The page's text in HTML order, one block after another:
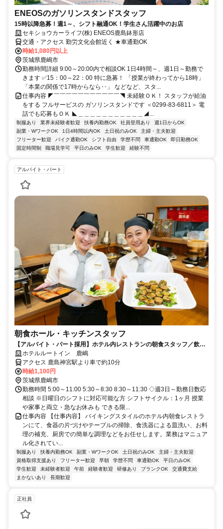
ENEOSのガソリンスタンドスタッフ
15時以降急募！週1～、シフト融通OK！学生さん活躍中のお店
セキショウカーライフ(株) ENEOS鹿島鉢形店
交通・アクセス 勤労文化会館近く ★車通勤OK
時給1,080円以上
茨城県鹿嶋市
勤務時間詳細 9:00～20:00内で相談OK 1日4時間～、週1日～勤務で
きます ✅15：00～22：00 特に急募！ 「授業が終わってから18時」
「本業の関係で17時からなら‥」 などなど、スタ...
仕事内容 ◤￣￣￣￣￣￣￣￣￣￣￣◥ 未経験ＯＫ！ スタッフが給油
をする フルサービスの ガソリンスタンドです ＜0299-83-6811＞ 電
話でも応募もＯＫ ◣＿＿＿＿＿＿＿＿＿＿＿◢...
制服あり 業界未経験者歓迎 扶養内勤務OK 社員登用あり
週1日からOK
副業・WワークOK
1日4時間以内OK 土日祝のみOK
主婦・主夫歓迎
フリーター歓迎
バイク通勤OK シフト自由 学歴不問 車通勤OK
即日勤務OK
固定時間制
職場見学可 平日のみOK 学生歓迎 経験不問
アルバイト・パート
朝食ホール・キッチンスタッフ
【アルバイト・パート採用】ホテル内レストランの朝食スタッフ／飲食
未経験歓迎！主婦(夫)さん活躍中
ホテルルートイン 鹿嶋
アクセス 鹿島神宮駅より車で約10分
時給1,100円
茨城県鹿嶋市
勤務時間 5:00～11:00 5:30～8:30 8:30～11:30 ◇週3日～勤務日数応
相談 ※日曜日のシフトに対応可能な方 シフトサイクル：1ヶ月 授業
や家事と両立・急なお休みも できる限...
仕事内容 【仕事内容】 バイキングスタイルのホテル内朝食レストラ
ンにて、食器の片づけやテーブルの掃除、食洗器による皿洗い、お料
理の補充、厨房での簡単な調理などをお任せします。業務はマニュア
ル化されてい...
制服あり 扶養内勤務OK 副業・WワークOK 土日祝のみOK
主婦・主夫歓迎
資格取得支援あり
フリーター歓迎 早朝 学歴不問 車通勤OK
平日のみOK
学生歓迎
未経験者歓迎 午前 経験者歓迎 研修あり ブランクOK
交通費支給
まかないあり
長期歓迎
正社員